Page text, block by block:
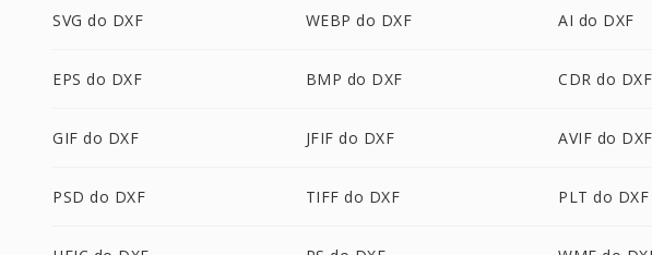
SVG do DXF WEBP do DXF AI do DXF
EPS do DXF BMP do DXF CDR do DXF
GIF do DXF JFIF do DXF AVIF do DXF
PSD do DXF TIFF do DXF PLT do DXF